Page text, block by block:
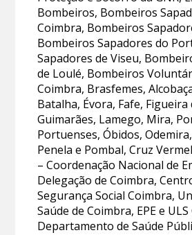
Bombeiros, Bombeiros
Coimbra, Bombeiros
Bombeiros Sapadores do
Sapadores de Viseu,
de Loulé, Bombeiros
Coimbra, Brasfemes,
Batalha, Évora, Fafe, Figueira
Guimarães, Lamego, Mira,
Portuenses, Óbidos,
Penela e Pombal, Cruz
– Coordenação Nacional de
Delegação de Coimbra,
Segurança Social Coimbra,
Saúde de Coimbra, EPE e
Departamento de Saúde